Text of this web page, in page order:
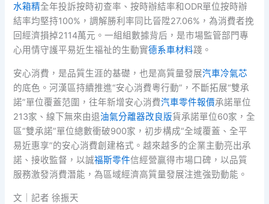
水箱精全年投訴按時初查率、按時辦結率和ODR單位按時辦
結率均堅持100%，調解勝利率同比晉陞27.06%，為消費者挽
回經濟損掉2114萬元。一組組數據背后，是市場監管部門專
心用情守護平易近生福祉的生動實德系車材料踐。
安心消費，是品質生涯的基礎，也是高質量發展汽車冷氣芯
的底色。河漢區持續推進“安心消費粵行動”，不斷拓展“雙承
諾”單位覆蓋范圍，往年新增安心消費汽車零件報價承諾單位
213家、線下無來由退油氣分離器改良版貨承諾單位60家，全
區“雙承諾”單位總數衝破900家，初步構成“全域覆蓋、全平
易近惠享”的安心消費創建格式。越來越多的企業主動亮出承
諾、接收監督，以誠福斯零件信經營贏得市場口碑，以品質
服務激發消費潛能，為區域經濟高質量發展注進強勁動能。
文｜記者 徐振天